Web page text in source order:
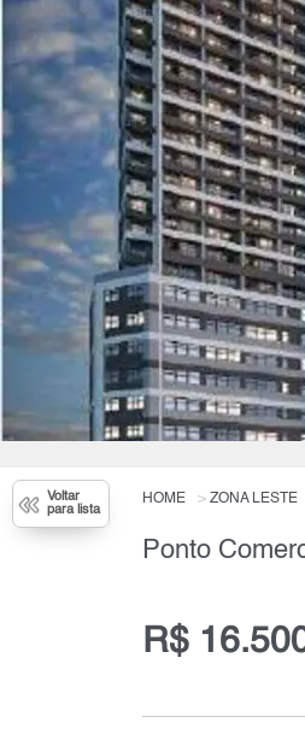
Voltar
para lista
HOME ZONA LESTE
Ponto
R$